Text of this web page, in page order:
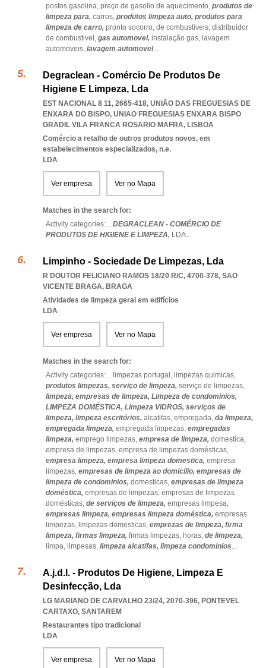
postos gasolina, preço de gasolio de aquecimento, produtos de
limpeza para, carros, produtos limpeza auto, produtos para
limpeza de carro, pronto socorro, de combustiveis, distribuidor
de combustivel, gas automovel, instalação gas, lavagem
automoveis, lavagem automovel...
Degraclean - Comércio De Produtos De
Higiene E Limpeza, Lda
EST NACIONAL 8 11, 2665-418, UNIÃO DAS FREGUESIAS DE
ENXARA DO BISPO, UNIAO FREGUESIAS ENXARA BISPO
GRADIL VILA FRANCA ROSARIO MAFRA, LISBOA
Comércio a retalho de outros produtos novos, em
estabelecimentos especializados, n.e.
LDA
Ver empresa Ver no Mapa
Matches in the search for:
Activity categories: ...DEGRACLEAN - COMÉRCIO DE
PRODUTOS DE HIGIENE E LIMPEZA, LDA...
Limpinho - Sociedade De Limpezas, Lda
R DOUTOR FELICIANO RAMOS 18/20 R/C, 4700-378, SAO
VICENTE BRAGA, BRAGA
Atividades de limpeza geral em edifícios
LDA
Ver empresa Ver no Mapa
Matches in the search for:
Activity categories: ... limpezas portugal, limpezas quimicas,
produtos limpezas, serviço de limpeza, serviço de limpezas,
limpeza, empresas de limpeza, Limpeza de condomínios,
LIMPEZA DOMÉSTICA, Limpeza VIDROS, serviços de
limpeza, limpeza escritórios, alcatifas, empregada, da limpeza,
empregada limpeza, empregada limpezas, empregadas
limpeza, emprego limpezas, empresa de limpeza, domestica,
empresa de limpezas, empresa de limpezas domésticas,
empresa limpeza, empresa limpeza domestica, empresa
limpezas, empresas de limpeza ao domicilio, empresas de
limpeza de condominios, domesticas, empresas de limpeza
doméstica, empresas de limpezas, empresas de limpezas
domésticas, de serviços de limpeza, empresas limpesa,
empresas limpeza, empresas limpeza doméstica, empresas
limpezas, limpezas domesticas, emprezas de limpeza, firma
limpeza, firmas limpeza, firmas limpezas, horas, de limpeza,
limpa, limpesas, limpeza alcatifas, limpeza condomínios...
A.j.d.l. - Produtos De Higiene, Limpeza E
Desinfecção, Lda
LG MARIANO DE CARVALHO 23/24, 2070-396, PONTEVEL
CARTAXO, SANTAREM
Restaurantes tipo tradicional
LDA
Ver empresa Ver no Mapa